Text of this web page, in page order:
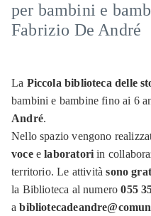
per bambini e
Fabrizio De André
La Piccola biblioteca delle
bambini e bambine fino ai 6
André.
Nello spazio vengono
voceelaboratoriin
territorio. Le attivitàsono
la Biblioteca al numero055
a